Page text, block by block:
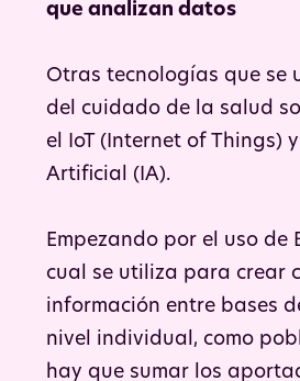
que analizan datos
Otras tecnologías que se
del cuidado de la salud
el IoT (Internet of Things)
Artificial (IA).
Empezando por el uso de
cual se utiliza para crear
información entre bases
nivel individual, como
hay que sumar los